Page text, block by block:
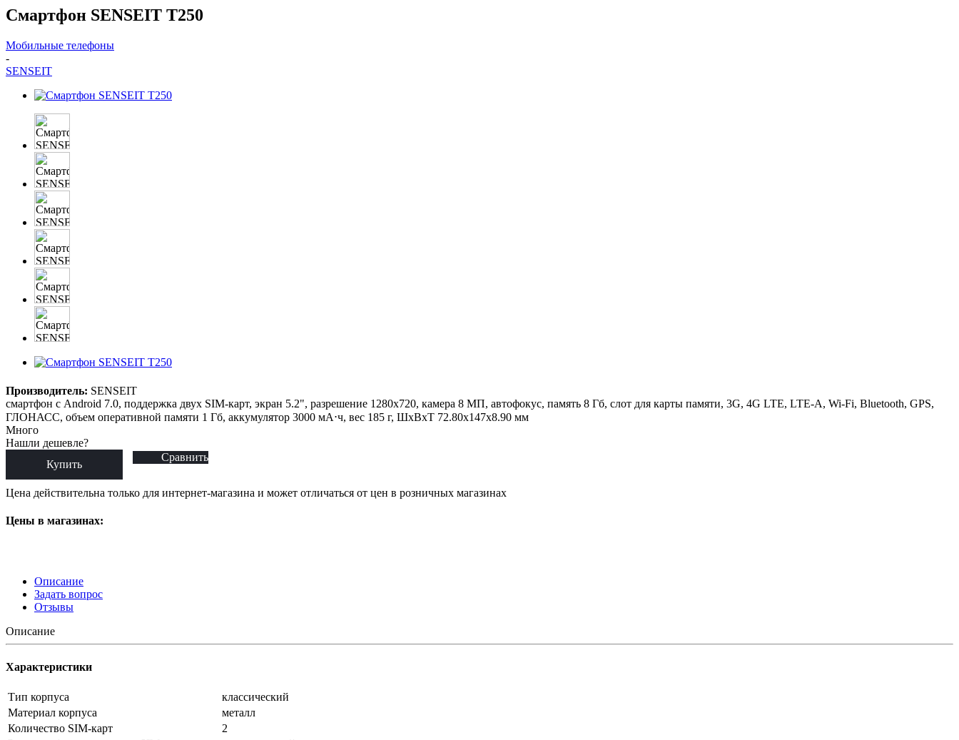
Смартфон SENSEIT T250
Мобильные телефоны
-
SENSEIT
Производитель: SENSEIT
смартфон с Android 7.0, поддержка двух SIM-карт, экран 5.2", разрешение 1280x720, камера 8 МП, автофокус, память 8 Гб, слот для карты памяти, 3G, 4G LTE, LTE-A, Wi-Fi, Bluetooth, GPS,
ГЛОНАСС, объем оперативной памяти 1 Гб, аккумулятор 3000 мА⋅ч, вес 185 г, ШxВxТ 72.80x147x8.90 мм
Много
Нашли дешевле?
Купить
Сравнить
Цена действительна только для интернет-магазина и может отличаться от цен в розничных магазинах
Цены в магазинах:
Описание
Задать вопрос
Отзывы
Описание
Характеристики
Тип корпуса
классический
Материал корпуса
металл
Количество SIM-карт
2